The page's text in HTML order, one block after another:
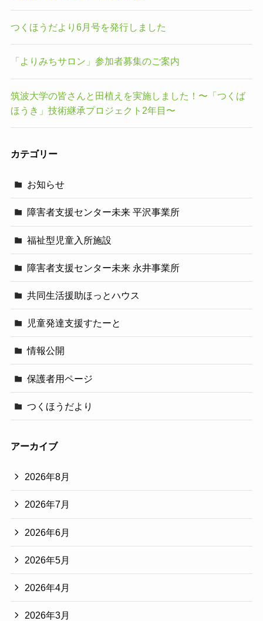
つくほうだより6月号を発行しました
「よりみちサロン」参加者募集のご案内
筑波大学の皆さんと田植えを実施しました！〜「つくば
ほうき」技術継承プロジェクト2年目〜
カテゴリー
お知らせ
障害者支援センター未来 平沢事業所
福祉型児童入所施設
障害者支援センター未来 永井事業所
共同生活援助ほっとハウス
児童発達支援すたーと
情報公開
保護者用ページ
つくほうだより
アーカイブ
2026年8月
2026年7月
2026年6月
2026年5月
2026年4月
2026年3月